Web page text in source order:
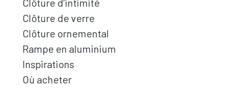
Clôture d’intimité
Clôture de verre
Clôture ornemental
Rampe en aluminium
Inspirations
Où acheter